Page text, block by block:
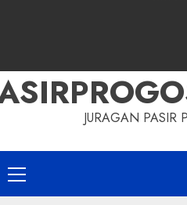
JURAGAN PASIR
Primary
Menu